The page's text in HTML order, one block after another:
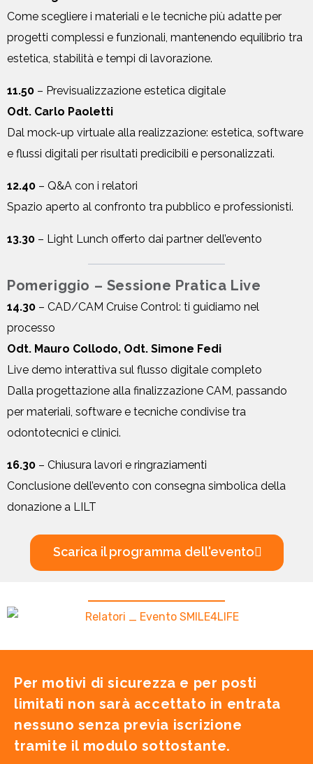
Come scegliere i materiali e le tecniche più adatte per
progetti complessi e funzionali, mantenendo equilibrio tra
estetica, stabilità e tempi di lavorazione.
11.50 – Previsualizzazione estetica digitale
Odt. Carlo Paoletti
Dal mock-up virtuale alla realizzazione: estetica, software
e flussi digitali per risultati predicibili e personalizzati.
12.40 – Q&A con i relatori
Spazio aperto al confronto tra pubblico e professionisti.
13.30 – Light Lunch offerto dai partner dell’evento
Pomeriggio – Sessione Pratica Live
14.30 – CAD/CAM Cruise Control: ti guidiamo nel
processo
Odt. Mauro Collodo, Odt. Simone Fedi
Live demo interattiva sul flusso digitale completo
Dalla progettazione alla finalizzazione CAM, passando
per materiali, software e tecniche condivise tra
odontotecnici e clinici.
16.30 – Chiusura lavori e ringraziamenti
Conclusione dell’evento con consegna simbolica della
donazione a LILT
Scarica il programma dell'evento
Per motivi di sicurezza e per posti
limitati non sarà accettato in entrata
nessuno senza previa iscrizione
tramite il modulo sottostante.